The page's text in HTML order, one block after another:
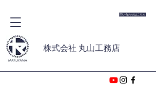
問い合わせはこちら
株式会社 丸山工務店